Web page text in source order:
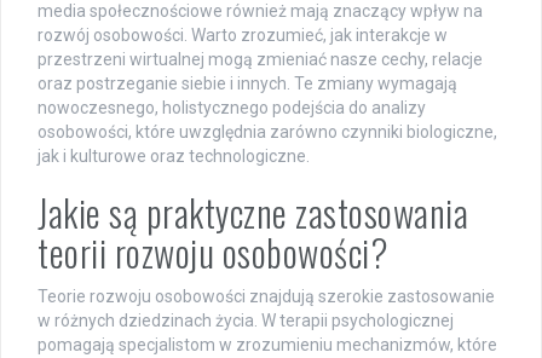
media społecznościowe również mają znaczący wpływ na
rozwój osobowości. Warto zrozumieć, jak interakcje w
przestrzeni wirtualnej mogą zmieniać nasze cechy, relacje
oraz postrzeganie siebie i innych. Te zmiany wymagają
nowoczesnego, holistycznego podejścia do analizy
osobowości, które uwzględnia zarówno czynniki biologiczne,
jak i kulturowe oraz technologiczne.
Jakie są praktyczne zastosowania
teorii rozwoju osobowości?
Teorie rozwoju osobowości znajdują szerokie zastosowanie
w różnych dziedzinach życia. W terapii psychologicznej
pomagają specjalistom w zrozumieniu mechanizmów, które